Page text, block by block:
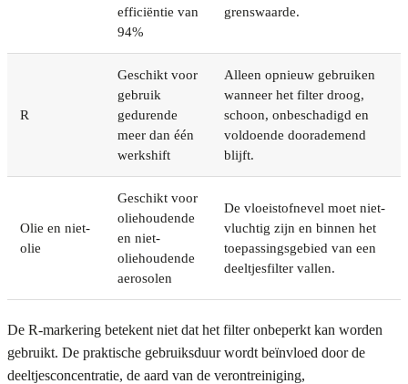
efficiëntie van
94%
grenswaarde.
R
Geschikt voor
gebruik
gedurende
meer dan één
werkshift
Alleen opnieuw gebruiken
wanneer het filter droog,
schoon, onbeschadigd en
voldoende doorademend
blijft.
Olie en niet-
olie
Geschikt voor
oliehoudende
en niet-
oliehoudende
aerosolen
De vloeistofnevel moet niet-
vluchtig zijn en binnen het
toepassingsgebied van een
deeltjesfilter vallen.
De R-markering betekent niet dat het filter onbeperkt kan worden
gebruikt. De praktische gebruiksduur wordt beïnvloed door de
deeltjesconcentratie, de aard van de verontreiniging,